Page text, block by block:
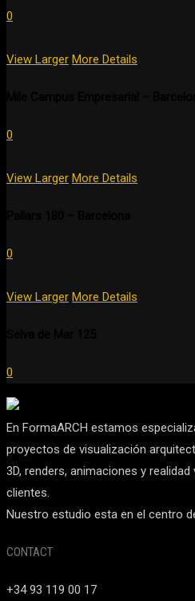
0
View Larger More Details
0
View Larger More Details
0
View Larger More Details
0
En FormaARCH estamos
proyectos de visualización
3D, renders, animaciones y
clientes.
Nuestro estudio esta en el centro
CONTACT
+34 93 119 00 17